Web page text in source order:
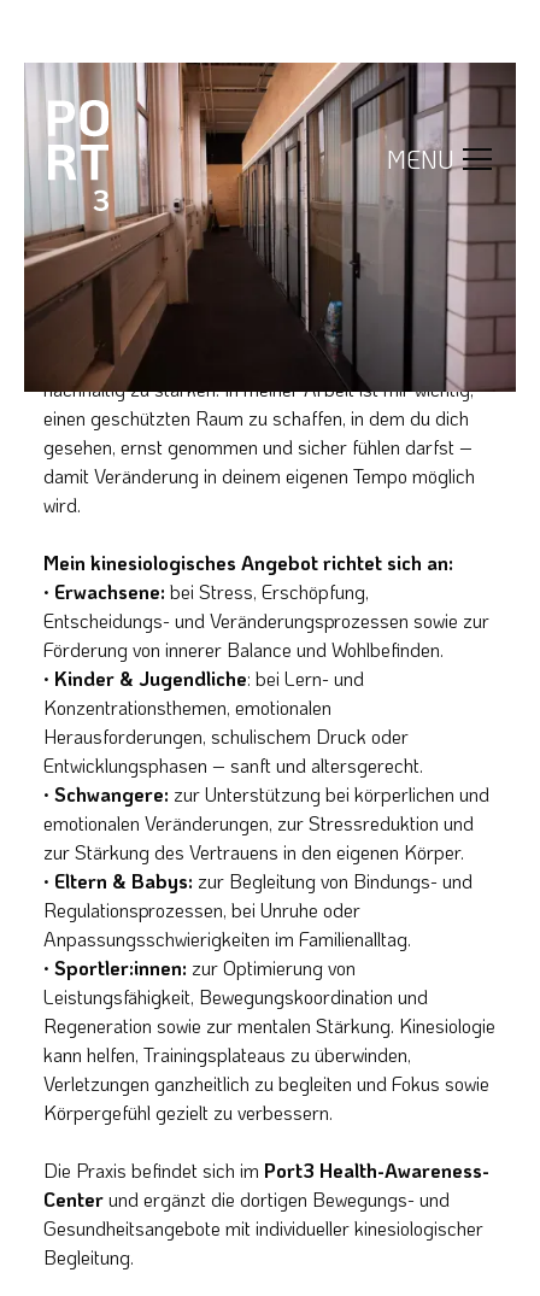
MENU
KINESIOLOGIE MELANIE RUOSS
Praxis für Kinesiologie – Melanie Ruoss
Kinesiologie ist eine ganzheitliche Methode, die den
Menschen in seiner körperlichen, emotionalen und
mentalen Gesundheit
unterstützt. In meiner Praxis
begleite ich Erwachsene, Kinder und Familien ebenso
wie Sportler:innen dabei, innere Blockaden zu lösen,
Stress zu regulieren und ihre eigenen Ressourcen
nachhaltig zu stärken. In meiner Arbeit ist mir wichtig,
einen geschützten Raum zu schaffen, in dem du dich
gesehen, ernst genommen und sicher fühlen darfst –
damit Veränderung in deinem eigenen Tempo möglich
wird.
Mein kinesiologisches Angebot richtet sich an:
· Erwachsene: bei Stress, Erschöpfung,
Entscheidungs- und Veränderungsprozessen sowie zur
Förderung von innerer Balance und Wohlbefinden.
· Kinder & Jugendliche: bei Lern- und
Konzentrationsthemen, emotionalen
Herausforderungen, schulischem Druck oder
Entwicklungsphasen – sanft und altersgerecht.
· Schwangere: zur Unterstützung bei körperlichen und
emotionalen Veränderungen, zur Stressreduktion und
zur Stärkung des Vertrauens in den eigenen Körper.
· Eltern & Babys: zur Begleitung von Bindungs- und
Regulationsprozessen, bei Unruhe oder
Anpassungsschwierigkeiten im Familienalltag.
· Sportler:innen: zur Optimierung von
Leistungsfähigkeit, Bewegungskoordination und
Regeneration sowie zur mentalen Stärkung. Kinesiologie
kann helfen, Trainingsplateaus zu überwinden,
Verletzungen ganzheitlich zu begleiten und Fokus sowie
Körpergefühl gezielt zu verbessern.
Die Praxis befindet sich im Port3 Health-Awareness-
Centerund ergänzt die dortigen Bewegungs- und
Gesundheitsangebote mit individueller kinesiologischer
Begleitung.